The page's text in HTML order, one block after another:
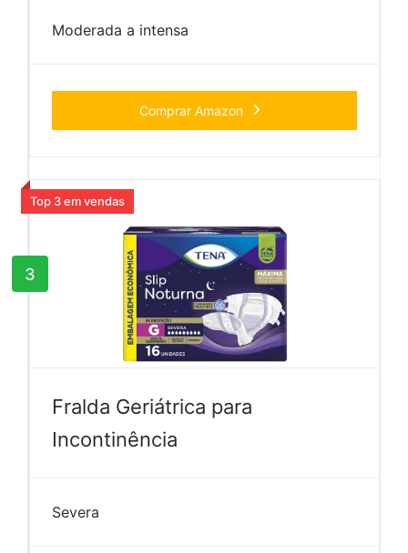
Moderada a intensa
Comprar Amazon
Top 3 em vendas
3
Fralda Geriátrica para
Incontinência
Severa